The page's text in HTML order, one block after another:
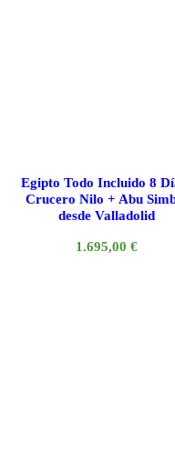
Egipto Todo Incluido 8
Crucero Nilo + Abu
desde Valladolid
1.695,00 €